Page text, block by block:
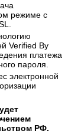
режиме с
Verified By
платежа
пароля.
электронной
РФ.